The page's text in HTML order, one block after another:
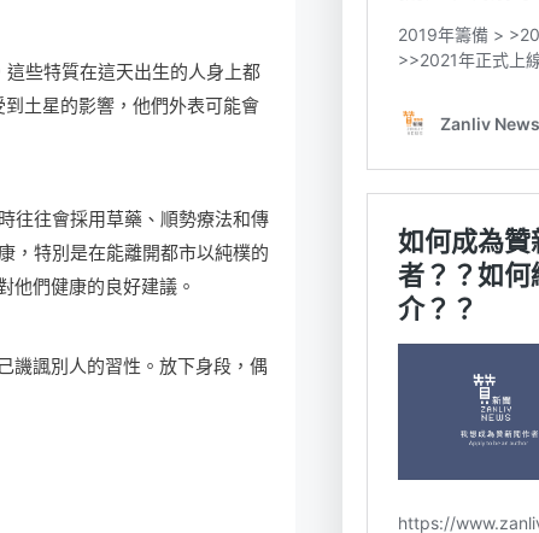
些特質在這天出生的人身上都
土星的影響，他們外表可能會
往往會採用草藥、順勢療法和傳
，特別是在能離開都市以純樸的
他們健康的良好建議。
譏諷別人的習性。放下身段，偶